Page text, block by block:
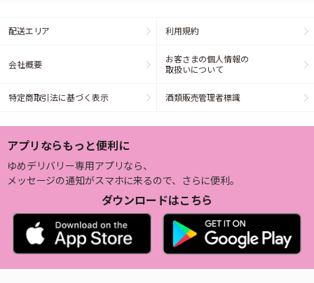
配送エリア 利用規約
会社概要
お客さまの個人情報の
取扱いについて
特定商取引法に基づく表示 酒類販売管理者標識
アプリならもっと便利に
ゆめデリバリー専用アプリなら、
メッセージの通知がスマホに来るので、さらに便利。
ダウンロードはこちら